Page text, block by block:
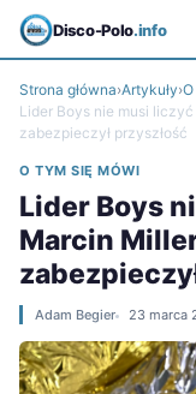
Disco-Polo.info
Strona główna›Artykuły›
Lider Boys nie musi
zabezpieczył przyszłość
O TYM SIĘ MÓWI
Lider Boys
Marcin
Adam Begier 23 marca